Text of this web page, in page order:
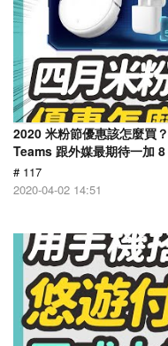
2020 米粉節優惠該怎麼買
Teams 跟外媒最期待一加
# 117
2020-04-02 14:51